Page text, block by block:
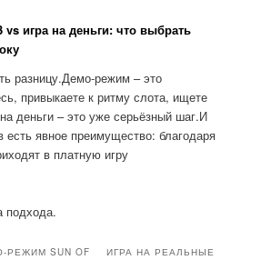
игра на деньги: что выбрать
разницу.Демо-режим – это
привыкаете к ритму слота, ищете
деньги – это уже серьёзный шаг.И
есть явное преимущество: благодаря
в платную игру
подхода.
РЕЖИМ SUN OF
ИГРА НА РЕАЛЬНЫЕ